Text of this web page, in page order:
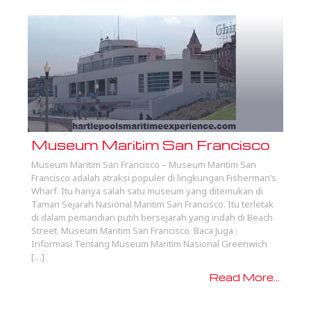
Museum Maritim San Francisco
Museum Maritim San Francisco – Museum Maritim San
Francisco adalah atraksi populer di lingkungan Fisherman’s
Wharf. Itu hanya salah satu museum yang ditemukan di
Taman Sejarah Nasional Maritim San Francisco. Itu terletak
di dalam pemandian putih bersejarah yang indah di Beach
Street. Museum Maritim San Francisco Baca Juga :
Informasi Tentang Museum Maritim Nasional Greenwich
[…]
Read More...